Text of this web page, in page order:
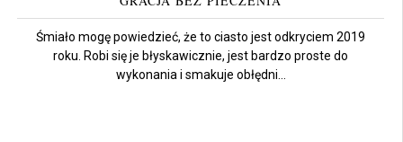
Śmiało mogę powiedzieć, że to ciasto jest odkryciem 2019
roku. Robi się je błyskawicznie, jest bardzo proste do
wykonania i smakuje obłędni...